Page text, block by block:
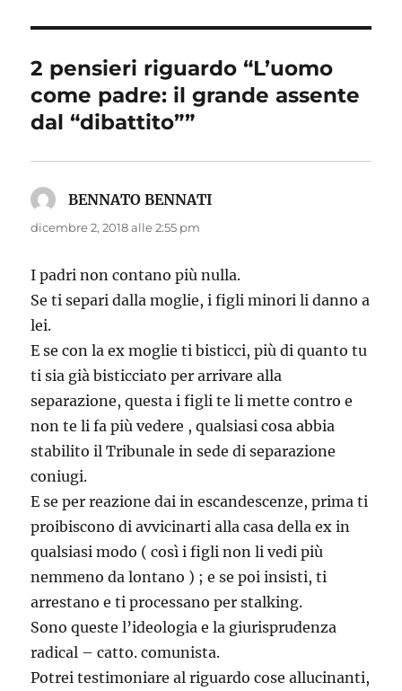
2 pensieri riguardo “L’uomo
come padre: il grande assente
dal “dibattito””
BENNATO BENNATI
dicembre 2, 2018 alle 2:55 pm
I padri non contano più nulla.
Se ti separi dalla moglie, i figli minori li danno a
lei.
E se con la ex moglie ti bisticci, più di quanto tu
ti sia già bisticciato per arrivare alla
separazione, questa i figli te li mette contro e
non te li fa più vedere , qualsiasi cosa abbia
stabilito il Tribunale in sede di separazione
coniugi.
E se per reazione dai in escandescenze, prima ti
proibiscono di avvicinarti alla casa della ex in
qualsiasi modo ( così i figli non li vedi più
nemmeno da lontano ) ; e se poi insisti, ti
arrestano e ti processano per stalking.
Sono queste l’ideologia e la giurisprudenza
radical – catto. comunista.
Potrei testimoniare al riguardo cose allucinanti,